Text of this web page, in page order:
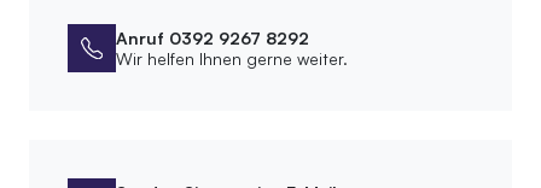
Anruf 0392 9267 8292
Wir helfen Ihnen gerne weiter.